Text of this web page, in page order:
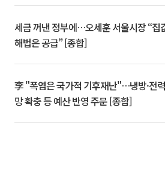
세금 꺼낸 정부에…오세훈 서울시장 “집
해법은 공급” [종합]
李 "폭염은 국가적 기후재난"…냉방·전력
망 확충 등 예산 반영 주문 [종합]